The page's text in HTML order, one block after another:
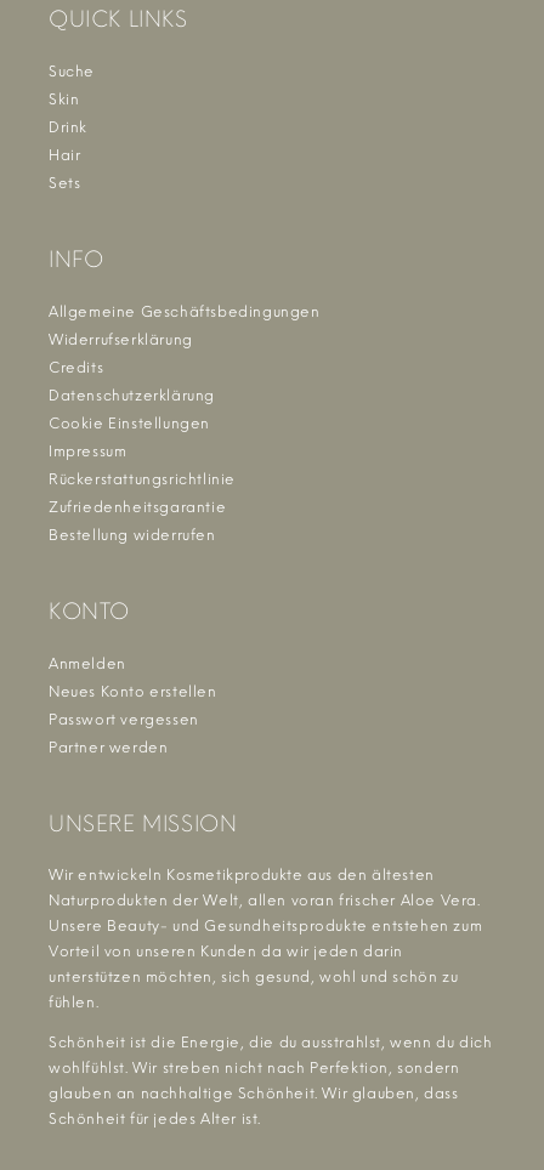
QUICK LINKS
Suche
Skin
Drink
Hair
Sets
INFO
Allgemeine Geschäftsbedingungen
Widerrufserklärung
Credits
Datenschutzerklärung
Cookie Einstellungen
Impressum
Rückerstattungsrichtlinie
Zufriedenheitsgarantie
Bestellung widerrufen
KONTO
Anmelden
Neues Konto erstellen
Passwort vergessen
Partner werden
UNSERE MISSION
Wir entwickeln Kosmetikprodukte aus den ältesten
Naturprodukten der Welt, allen voran frischer Aloe Vera.
Unsere Beauty- und Gesundheitsprodukte entstehen zum
Vorteil von unseren Kunden da wir jeden darin
unterstützen möchten, sich gesund, wohl und schön zu
fühlen.
Schönheit ist die Energie, die du ausstrahlst, wenn du dich
wohlfühlst. Wir streben nicht nach Perfektion, sondern
glauben an nachhaltige Schönheit. Wir glauben, dass
Schönheit für jedes Alter ist.